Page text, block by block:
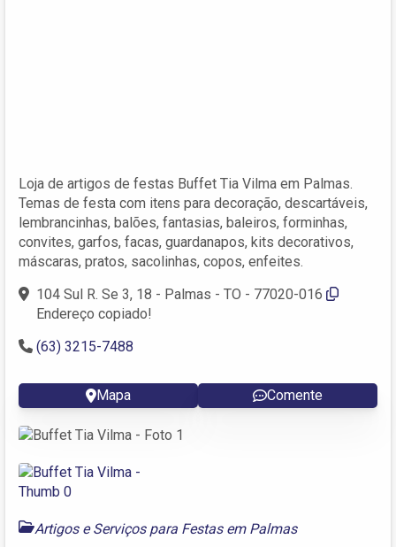
Loja de artigos de festas Buffet Tia Vilma em Palmas.
Temas de festa com itens para decoração, descartáveis,
lembrancinhas, balões, fantasias, baleiros, forminhas,
convites, garfos, facas, guardanapos, kits decorativos,
máscaras, pratos, sacolinhas, copos, enfeites.
104 Sul R. Se 3, 18 - Palmas - TO - 77020-016
Endereço copiado!
(63) 3215-7488
Mapa Comente
Artigos e Serviços para Festas em Palmas